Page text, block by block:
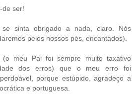
de ser!
sinta obrigado a nada, claro. Nós
pelos nossos pés, encantados).
(o meu Pai foi sempre muito taxativo
dos erros) que o meu erro foi
porque estúpido, agradeço a
e portuguesa.